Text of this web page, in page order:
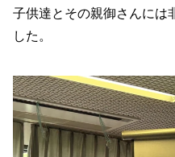
子供達とその親御さんには
した。